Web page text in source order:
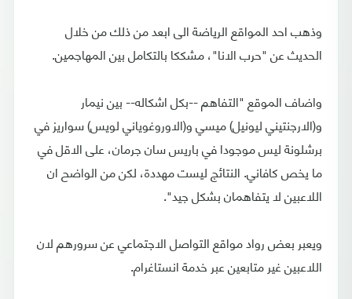
وذهب احد المواقع الرياضة الى ابعد من ذلك من خلال
الحديث عن "حرب الانا"، مشككا بالتكامل بين المهاجمين.
واضاف الموقع "التفاهم --بكل اشكاله-- بين نيمار
و(الارجنتيني ليونيل) ميسي و(الاوروغوياني لويس) سواريز في
برشلونة ليس موجودا في باريس سان جرمان، على الاقل في
ما يخص كافاني. النتائج ليست مهددة، لكن من الواضح ان
اللاعبين لا يتفاهمان بشكل جيد".
ويعبر بعض رواد مواقع التواصل الاجتماعي عن سرورهم لان
اللاعبين غير متابعين عبر خدمة انستاغرام.